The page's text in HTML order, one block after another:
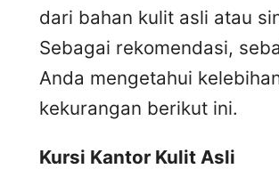
dari bahan kulit asli atau
Sebagai rekomendasi,
Anda mengetahui
kekurangan berikut ini.
Kursi Kantor Kulit Asli